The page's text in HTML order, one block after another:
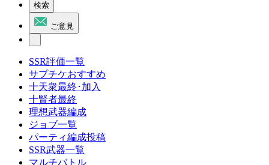
検索
ご意見
SSR評価一覧
サプチケおすすめ
十天衆最終･加入
十賢者最終
理想武器編成
ジョブ一覧
パーティ編成投稿
SSR武器一覧
マルチバトル